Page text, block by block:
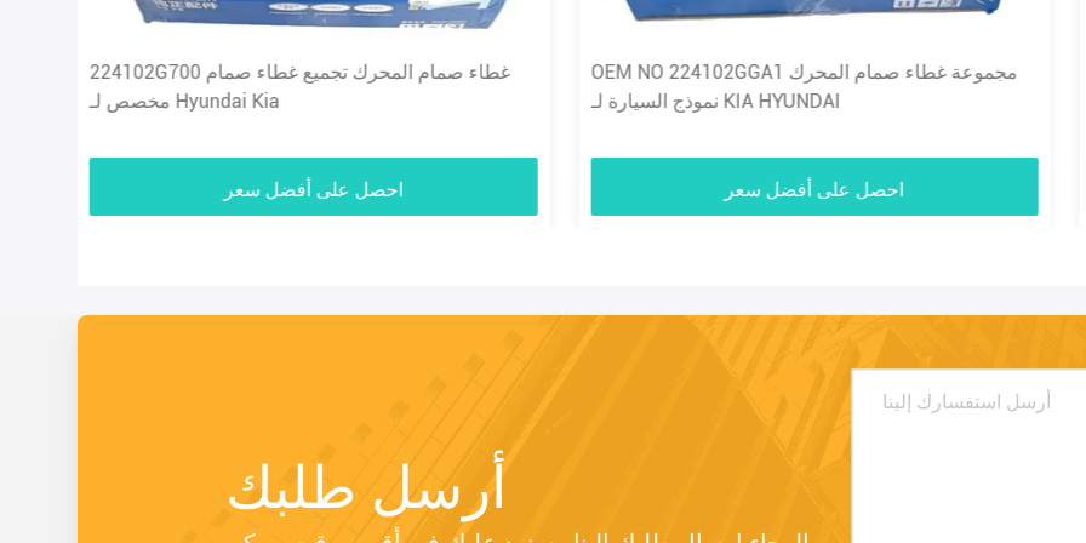
224102G700 غطاء صمام المحرك تجميع غطاء صمام
مخصص لـ Hyundai Kia
احصل على أفضل سعر
OEM NO 224102GGA1 مجموعة غطاء صمام المحرك
نموذج السيارة لـ KIA HYUNDAI
احصل على أفضل سعر
أرسل طلبك